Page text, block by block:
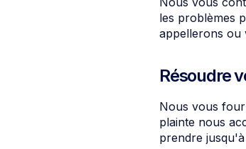
les problèmes
appellerons ou
Résoudre
Nous vous
plainte nous
prendre